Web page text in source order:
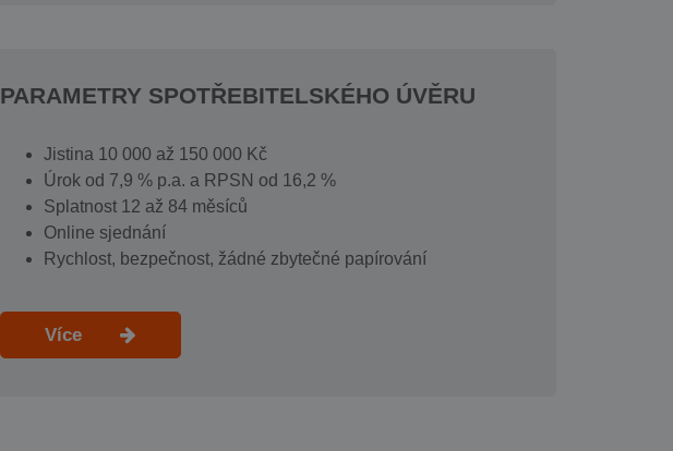
PARAMETRY SPOTŘEBITELSKÉHO ÚVĚRU
Jistina 10 000 až 150 000 Kč
Úrok od 7,9 % p.a. a RPSN od 16,2 %
Splatnost 12 až 84 měsíců
Online sjednání
Rychlost, bezpečnost, žádné zbytečné papírování
Více